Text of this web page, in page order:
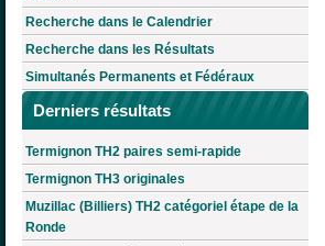
Recherche dans le Calendrier
Recherche dans les Résultats
Simultanés Permanents et Fédéraux
Derniers résultats
Termignon TH2 paires semi-rapide
Termignon TH3 originales
Muzillac (Billiers) TH2 catégoriel étape de la
Ronde